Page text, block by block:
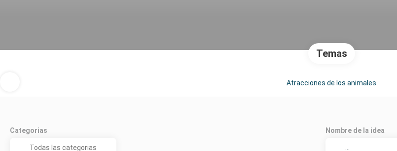
Temas
Atracciones de los animales
Categorias Nombre de la idea